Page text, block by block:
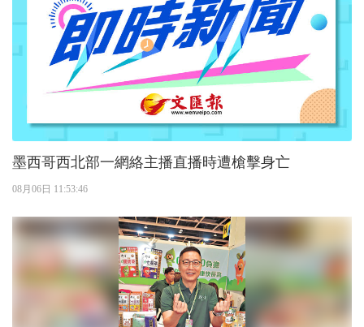
墨西哥西北部一網絡主播直播時遭槍擊身亡
08月06日 11:53:46